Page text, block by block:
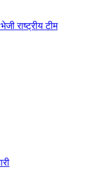
राष्ट्रीय टीम